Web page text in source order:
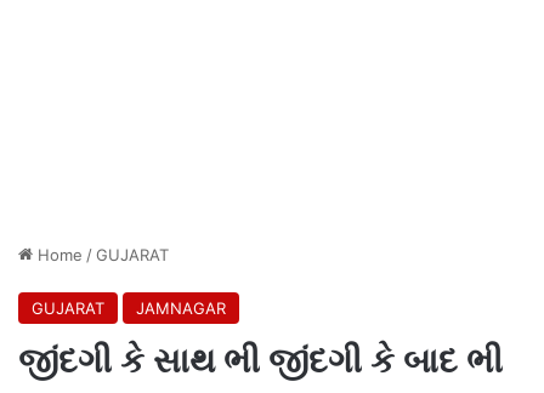
Home /GUJARAT
GUJARAT JAMNAGAR
જીંદગી કે સાથ ભી જીંદગી કે બાદ ભી